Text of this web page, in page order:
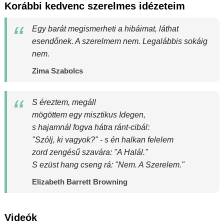
Korábbi kedvenc szerelmes idézeteim
Egy barát megismerheti a hibáimat, láthat
esendőnek. A szerelmem nem. Legalábbis sokáig
nem.
Zima Szabolcs
S éreztem, megáll
mögöttem egy misztikus Idegen,
s hajamnál fogva hátra ránt-cibál:
"Szólj, ki vagyok?" - s én halkan felelem
zord zengésű szavára: "A Halál."
S ezüst hang cseng rá: "Nem. A Szerelem."
Elizabeth Barrett Browning
Videók